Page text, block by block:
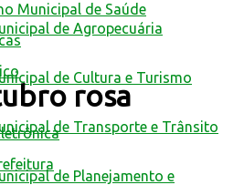
Municipal de Saúde
de Agropecuária
de Cultura e Turismo
de Transporte e Trânsito
de Planejamento e
rosa